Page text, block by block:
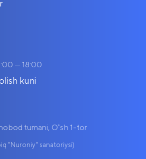
— 18:00
kuni
tumani, Oʻsh 1-tor
"Nuroniy" sanatoriysi)